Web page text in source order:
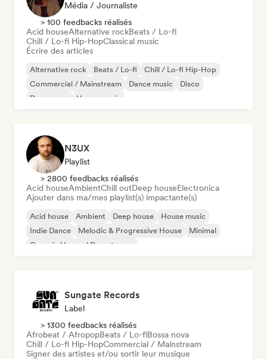
Média / Journaliste
> 100 feedbacks réalisés
Acid houseAlternative rockBeats / Lo-fi
Chill / Lo-fi Hip-HopClassical music
Écrire des articles
Alternative rock Beats / Lo-fi
Chill / Lo-fi Hip-Hop
Commercial / Mainstream
Dance music
Disco
Dream pop
House music
N3UX
Playlist
> 2800 feedbacks réalisés
Acid houseAmbientChill outDeep houseElectronica
Ajouter dans ma/mes playlist(s) impactante(s)
Acid house Ambient Deep house
House music
Indie Dance
Melodic & Progressive House
Minimal
Organic House / Downtempo
Sungate Records
Label
> 1300 feedbacks réalisés
Afrobeat / AfropopBeats / Lo-fiBossa nova
Chill / Lo-fi Hip-HopCommercial / Mainstream
Signer des artistes et/ou sortir leur musique